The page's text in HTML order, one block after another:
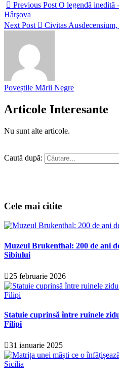
Previous Post O legendă inedită
Hârşova
Next Post
Civitas
Poveștile Mării Negre
Articole Interesante
Nu sunt alte articole.
Caută după:
Cele mai citite
Muzeul Brukenthal: 200 de ani
Sibiului
25 februarie 2026
Statuie cuprinsă între ruinele
Filipi
31 ianuarie 2025